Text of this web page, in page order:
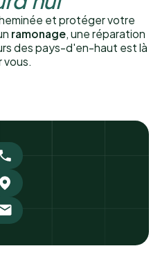
et protéger votre
ramonage , une réparation
des pays-d'en-haut est là